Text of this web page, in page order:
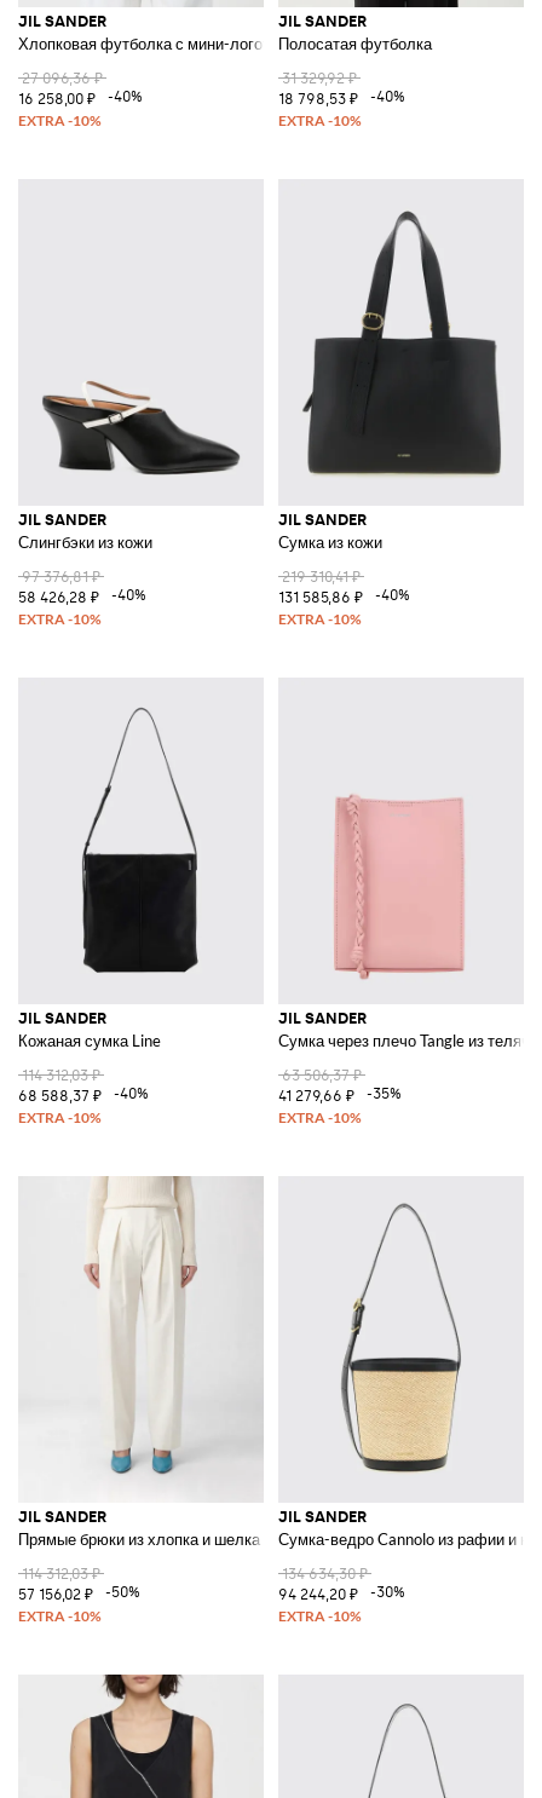
JIL SANDER
Хлопковая футболка с мини-логотипом
27 096,36 ₽
16 258,00 ₽
-40%
JIL SANDER
Полосатая футболка
31 329,92 ₽
18 798,53 ₽
-40%
JIL SANDER
Слингбэки из кожи
97 376,81 ₽
58 426,28 ₽
-40%
JIL SANDER
Сумка из кожи
219 310,41 ₽
131 585,86 ₽
-40%
JIL SANDER
Кожаная сумка Line
114 312,03 ₽
68 588,37 ₽
-40%
JIL SANDER
Сумка через плечо Tangle из
63 506,37 ₽
41 279,66 ₽
-35%
JIL SANDER
Прямые брюки из хлопка и шелка
114 312,03 ₽
57 156,02 ₽
-50%
JIL SANDER
Сумка-ведро Cannolo из рафии и
134 634,30 ₽
94 244,20 ₽
-30%